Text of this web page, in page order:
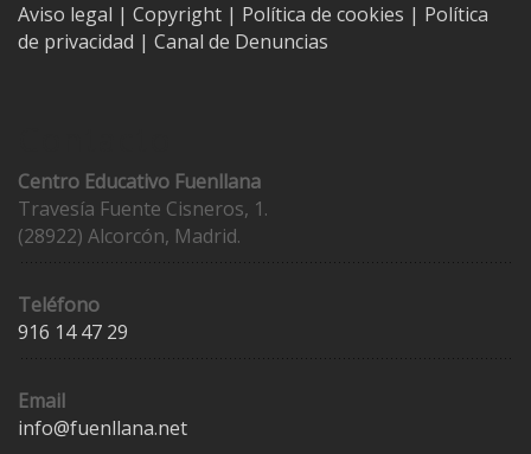
Aviso legal | Copyright | Política de cookies | Política
de privacidad | Canal de Denuncias
Centro Educativo Fuenllana
Travesía Fuente Cisneros, 1.
(28922) Alcorcón, Madrid.
Teléfono
916 14 47 29
Email
info@fuenllana.net